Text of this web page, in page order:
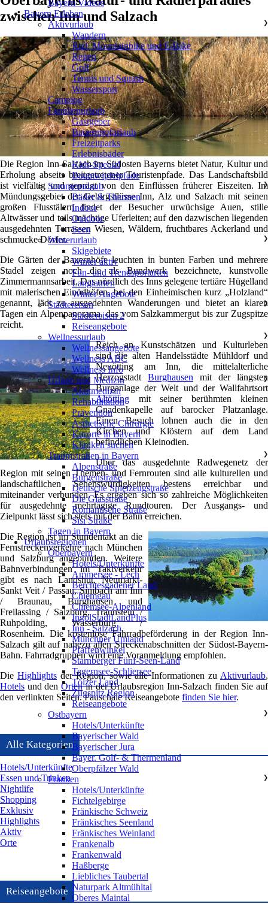
zwischen Inn und Salzach
Die Region Inn-Salzach im Südosten Bayerns bietet Natur, Kultur und
Erholung abseits breitgetretener Touristenpfade. Das Landschaftsbild
ist vielfältig und geprägt von den Einflüssen früherer Eiszeiten. Im
Mündungsgebiet der Gebirgsflüsse Inn, Alz und Salzach mit seinen
großen Flusstälern findet der Besucher urwüchsige Auen, stille
Altwässer und teils mächtige Uferleiten; auf den dazwischen liegenden
ausgedehnten Terrassen Wiesen, Wäldern, fruchtbares Ackerland und
schmucke Dörfer.
Die Gärten der Bauernhöfe leuchten in bunten Farben und mehrere
Stadel zeigen noch die als Bundwerk bezeichnete, kunstvolle
Zimmermannsarbeit. Das nördlich des Inns gelegene tertiäre Hügelland
mit malerischen Einödhöfen, bei den Einheimischen kurz „Holzland“
genannt, lädt zu ausgedehnten Wanderungen und bietet an klaren
Tagen ein Alpenpanorama, das vom Salzkammergut bis zur Zugspitze
reicht.
Reich an Kunstschätzen und Kulturleben
sind die alten Handelsstädte Mühldorf und
Neuötting am Inn, die mittelalterliche
Herzogstadt Burghausen mit der längsten
Burganlage der Welt und der Wallfahrtsort
Altötting mit seiner berühmten kleinen
Gnadenkapelle auf barocker Platzanlage.
Einen Besuch lohnen auch die in den
Kirchen und Klöstern auf dem Land
befindlichen Kleinodien.
Über das ausgedehnte Radwegenetz der
Region mit seinen Themen- und Fernrouten sind alle kulturellen und
landschaftlichen Sehenswürdigkeiten bestens erreichbar und
miteinander verbunden. Es ergeben sich so zahlreiche Möglichkeiten
für ausgedehnte mehrtägige Rundtouren. Der Ausgangs- und
Zielpunkt lässt sich stets mit der Bahn erreichen.
Die Region ist im Stundentakt an die
Fernstreckenverkehre nach München
und Salzburg angebunden. Weitere
Bahnverbindungen im Taktverkehr
gibt es nach Landshut, Neumarkt-
Sankt Veit / Passau, Simbach am Inn
/ Braunau, Burghausen und
Freilassing / Salzburg, Traunstein /
Ruhpolding, Wasserburg /
Rosenheim. Die kostenlose Fahrradbeförderung in der Region Inn-
Salzach gilt auf nahezu allen Streckenabschnitten der Südost-Bayern-
Bahn. Fahrradgruppen wird eine Voranmeldung empfohlen.
Die Highlightsder Region, sowie alle Informationen zu Aktivurlaub,
Hotels und denOrtenin der Urlaubsregion Inn-Salzach finden Sie auf
den verlinkten Seiten. Pauschale Reiseangebote finden Sie hier.
Alle Kategorien
Hotels/Unterkünfte
Essen und Trinken
Nightlife
Shopping
Exklusiv
Highlights
Aktiv
Orte
Reiseangebote
Bayern Videos
Bayern Erleben
Aktivurlaub
❯
Wandern
Rad, Mountainbike und E-Bike
Reiten
Golf
Tennis und Squash
Wassersport
Camping
Familienurlaub
❯
Gastgeber
Bauernhofurlaub
Freizeitparks
Erlebnisbäder
Kids-Special
Baumwipfelpfade
Sommerurlaub
❯
Bäder & Thermen
Indoor
Outdoor
Seen
Winterurlaub
❯
Skigebiete
Winter aktiv
Fun- und Trendsportarten
Langlaufen
Winter Angebote
Städtereisen
❯
Städtereisen 2
Reiseangebote
Wellnessurlaub
❯
Wellnessangebote
Wellness ABC
Wellness Info
Urlaub und Medizin
❯
Akutmedizin
Rehabilitation
Prävention
Ästhetische Chirurgie
Kurorte in Bayern
Kliniken suchen
Traumstraßen in Bayern
❯
Alpenstraße
Burgenstraße
Deutsche Spielzeugstraße
Die Glasstraße
Romantische Straße
Sisi Straße
Tagen in Bayern
Urlaubsregionen
Oberbayern
❯
Hotels/Unterkünfte
Ammersee - Lech
Berchtesgadener Land
Chiemgau
Chiemsee-Alpenland
IngolStadtLandPlus
Inn - Salzach
Münchner Umland
Pfaffenwinkel
Starnberger Fünf-Seen-Land
Tegernsee-Schliersee
Tölzer Land
Zugspitz Region
Reiseangebote
Ostbayern
❯
Hotels/Unterkünfte
Bayerischer Wald
Bayerischer Jura
Bayer. Golf- & Thermenland
Oberpfälzer Wald
Franken
❯
Hotels/Unterkünfte
Fichtelgebirge
Fränkische Schweiz
Fränkisches Seenland
Fränkisches Weinland
Frankenalb
Frankenwald
Haßberge
Liebliches Taubertal
Naturpark Altmühltal
Oberes Maintal